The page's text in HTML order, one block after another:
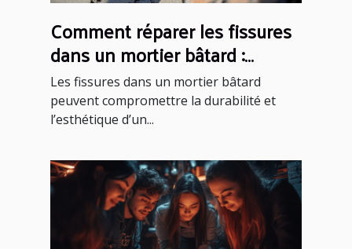
Comment réparer les fissures
dans un mortier bâtard :
méthodes et conseils
Les fissures dans un mortier bâtard
peuvent compromettre la durabilité et
l’esthétique d’un...